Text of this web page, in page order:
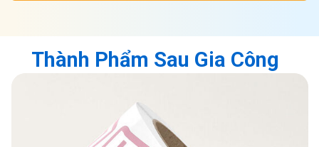
Thành Phẩm Sau Gia Công